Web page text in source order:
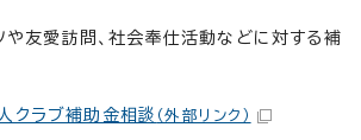
や友愛訪問、社会奉仕活動などに対する補
人クラブ補助金相談 （外部リンク）